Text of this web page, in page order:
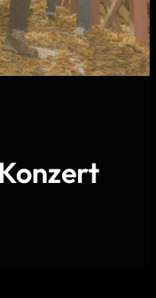
Konzert